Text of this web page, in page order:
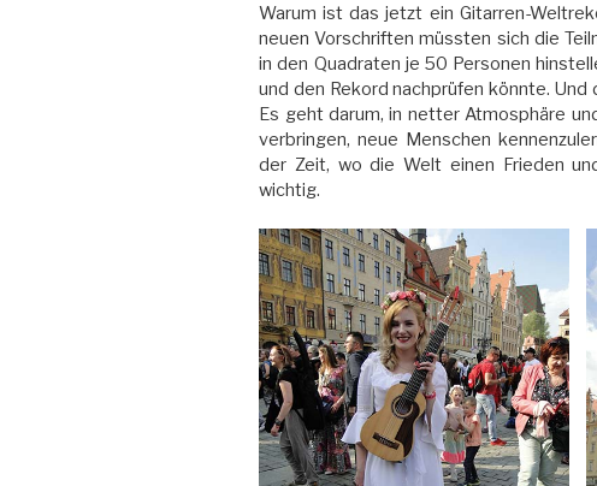
Warum ist das jetzt ein Gitarren-
neuen Vorschriften müssten sich die
in den Quadraten je 50 Personen
und den Rekord nachprüfen könnte.
Es geht darum, in netter Atmosphäre
verbringen, neue Menschen
der Zeit, wo die Welt einen Frieden
wichtig.